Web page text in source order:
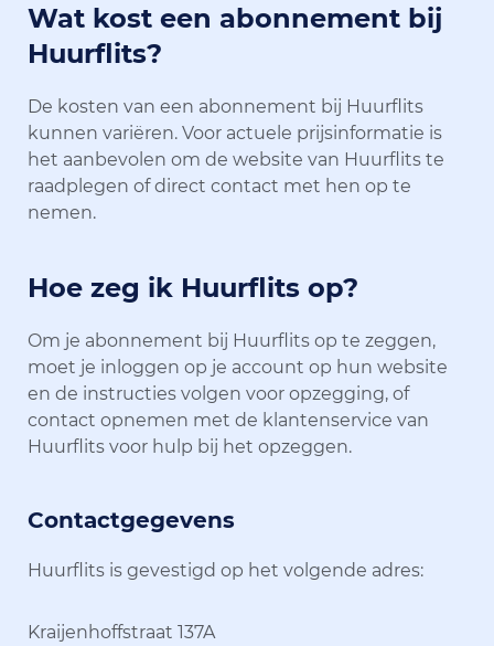
Wat kost een abonnement bij
Huurflits?
De kosten van een abonnement bij Huurflits
kunnen variëren. Voor actuele prijsinformatie is
het aanbevolen om de website van Huurflits te
raadplegen of direct contact met hen op te
nemen.
Hoe zeg ik Huurflits op?
Om je abonnement bij Huurflits op te zeggen,
moet je inloggen op je account op hun website
en de instructies volgen voor opzegging, of
contact opnemen met de klantenservice van
Huurflits voor hulp bij het opzeggen.
Contactgegevens
Huurflits is gevestigd op het volgende adres:
Kraijenhoffstraat 137A